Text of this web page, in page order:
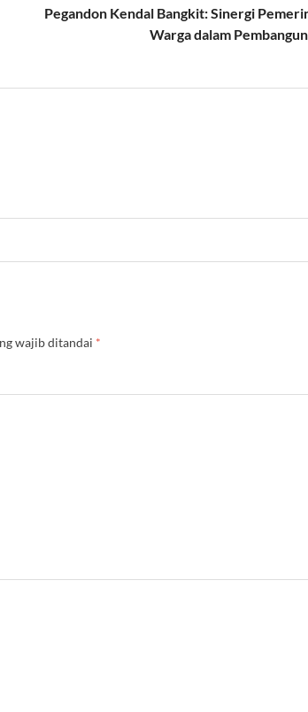
Pegandon Kendal Bangkit: Sinergi
Warga dalam
wajib ditandai *